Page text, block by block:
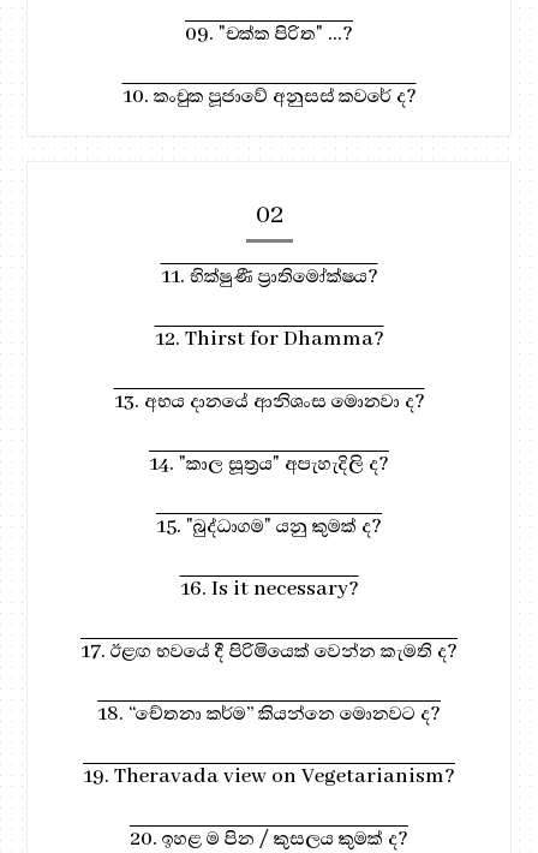
09. "චක්ක පිරිත" ...?
10. කංචුක පූජාවේ අනුසස් කවරේ ද?
02
11. භික්ෂුණී ප්‍රාතිමෝක්ෂය?
12. Thirst for Dhamma?
13. අභය දානයේ ආනිශංස මොනවා ද?
14. "කාල සූත්‍රය" අපැහැදිලි ද?
15. "බුද්ධාගම" යනු කුමක් ද?
16. Is it necessary?
17. ඊළඟ භවයේ දී පිරිමියෙක් වෙන්න කැමති ද?
18. “චේතනා කර්ම” කියන්නෙ මොනවට ද?
19. Theravada view on Vegetarianism?
20. ඉහළ ම පින / කුසලය කුමක් ද?